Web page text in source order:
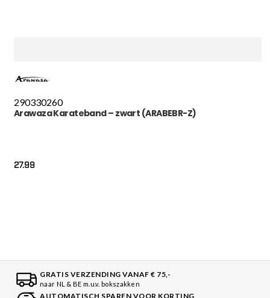
290330260
Arawaza Karateband – zwart (ARABEBR-Z)
27.99
GRATIS VERZENDING VANAF € 75,-
naar NL & BE m.u.v. bokszakken
AUTOMATISCH SPAREN VOOR KORTING